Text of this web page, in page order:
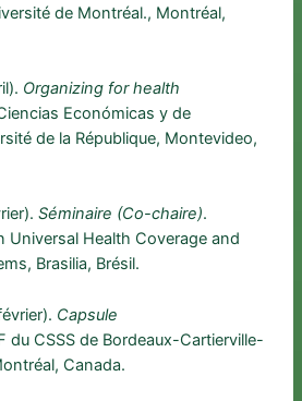
de Montréal., Montréal,
Organizing for health
Económicas y de
de la République, Montevideo,
Séminaire (Co-chaire).
Universal Health Coverage and
Brasilia, Brésil.
Capsule
du CSSS de Bordeaux-Cartierville-
Canada.